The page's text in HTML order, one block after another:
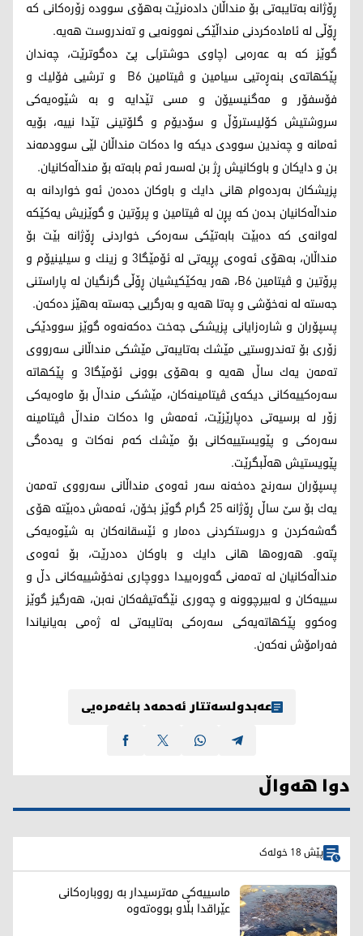
ڕۆژانه‌ به‌تایبه‌تی بۆ منداڵان داده‌نرێت به‌هۆی سووده‌ زۆره‌كانی كه‌
ڕۆڵی له‌ ئاماده‌كردنی منداڵێكی نموونه‌یی و ته‌ندروست هه‌یه‌.
گوێز كه‌ به‌ عه‌ره‌بی (چاوی حوشتر)ـی پێ ده‌گوترێت، چه‌ندان
پێكهاته‌ی بنه‌ڕه‌تیی سیامین و ڤیتامین B6 و ترشیی فۆلیك و
فۆسفۆر و مه‌گنیسیۆن و مسی تێدایه‌ و به‌ شێوه‌یه‌كی
سروشتیش كۆلیسترۆڵ و سۆدیۆم و گلۆتینی تێدا نییه‌، بۆیه‌
ئه‌مانه‌ و چه‌ندین سوودی دیكه‌ وا ده‌كات منداڵان لێی سوودمه‌ند
بن و دایكان و باوكانیش ڕژ بن له‌سه‌ر ئه‌م بابه‌ته‌ بۆ منداڵه‌كانیان.
پزیشكان به‌رده‌وام هانی دایك و باوكان ده‌ده‌ن ئه‌و خواردانه‌ به‌
منداڵه‌كانیان بده‌ن كه‌ پڕن له‌ ڤیتامین و پرۆتین و گوێزیش یه‌كێكه‌
له‌وانه‌ی كه‌ ده‌بێت بابه‌تێكی سه‌ره‌كی خواردنی ڕۆژانه‌ بێت بۆ
منداڵان، به‌هۆی ئه‌وه‌ی پڕیه‌تی له‌ ئۆمێگا3 و زینك و سیلینیۆم و
پرۆتین و ڤیتامین B6، هه‌ر یه‌كێكیشیان ڕۆڵی گرنگیان له‌ پاراستنی
جه‌سته‌ له‌ نه‌خۆشی و په‌تا هه‌یه‌ و به‌رگریی جه‌سته‌ به‌هێز ده‌كه‌ن.
پسپۆران و شاره‌زایانی پزیشكی جه‌خت ده‌كه‌نه‌وه‌ گوێز سوودێكی
زۆری بۆ ته‌ندروستیی مێشك به‌تایبه‌تی مێشكی منداڵانی سه‌رووی
ته‌مه‌ن یه‌ك ساڵ هه‌یه‌ و به‌هۆی بوونی ئۆمێگا3 و پێكهاته‌
سه‌ره‌كییه‌كانی دیكه‌ی ڤیتامینه‌كان، مێشكی منداڵ بۆ ماوه‌یه‌كی
زۆر له‌ برسیه‌تی ده‌پارێزێت، ئه‌مه‌ش وا ده‌كات منداڵ ڤیتامینه‌
سه‌ره‌كی و پێویستییه‌كانی بۆ مێشك كه‌م نه‌كات و یه‌ده‌گی
پێویستیش هه‌ڵبگرێت.
پسپۆران سه‌رنج ده‌خه‌نه‌ سه‌ر ئه‌وه‌ی منداڵانی سه‌رووی ته‌مه‌ن
یه‌ك بۆ سێ ساڵ ڕۆژانه‌ 25 گرام گوێز بخۆن، ئه‌مه‌ش ده‌بێته‌ هۆی
گه‌شه‌كردن و دروستكردنی ده‌مار و ئێسقانه‌كان به‌ شێوه‌یه‌كی
پته‌و. هه‌روه‌ها هانی دایك و باوكان ده‌درێت، بۆ ئه‌وه‌ی
منداڵه‌كانیان له‌ ته‌مه‌نی گه‌وره‌ییدا دووچاری نه‌خۆشییه‌كانی دڵ و
سییه‌كان و له‌بیرچوونه‌ و چه‌وری نێگه‌تیڤه‌كان نه‌بن، هه‌رگیز گوێز
وه‌كوو پێكهاته‌یه‌كی سه‌ره‌كی به‌تایبه‌تی له‌ ژه‌می به‌یانیاندا
فه‌رامۆش نه‌كه‌ن.
عەبدولسەتتار ئەحمەد باغەمرەیی
دوا هەواڵ
پێش 18 خولەک
ماسییەکی مەترسیدار بە رووبارەکانی
عێراقدا بڵاو بووەتەوە